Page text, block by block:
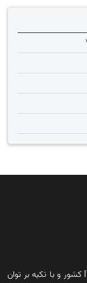
شرکت ستاک فناوری ویرا در راستای گسترش صنعت IT کشور و با تکیه بر توان